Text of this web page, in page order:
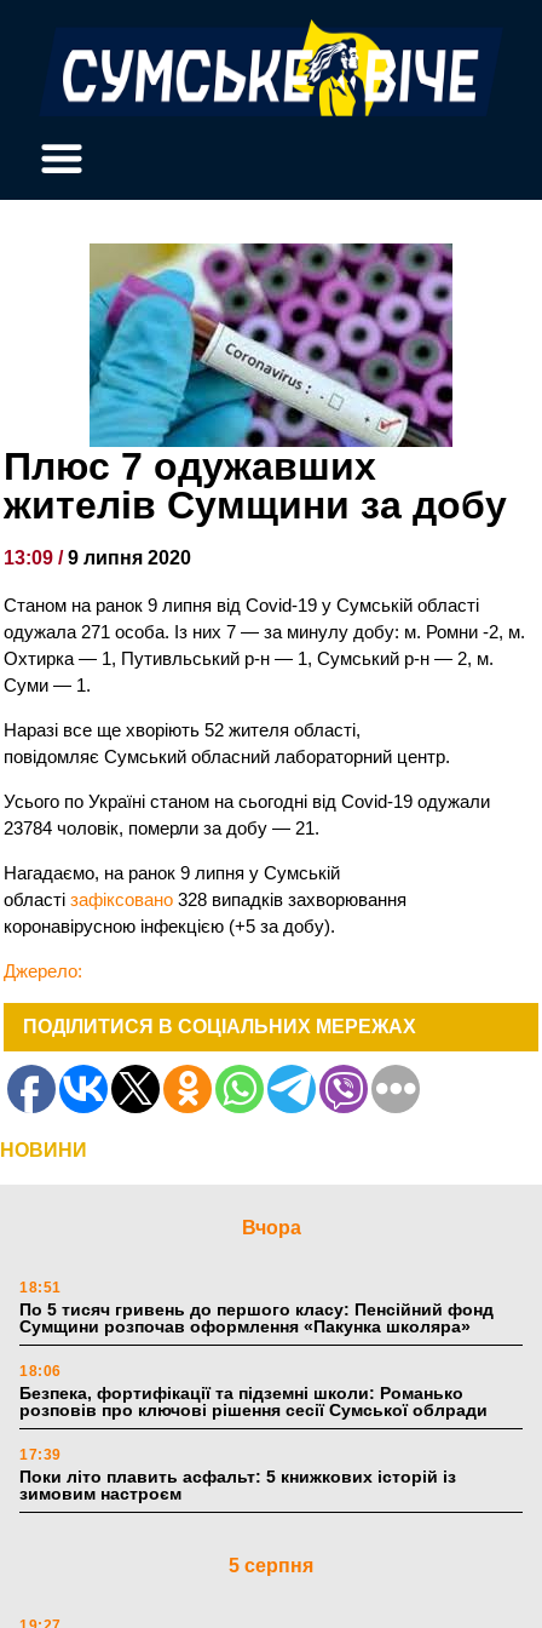
Плюс 7 одужавших
жителів Сумщини за добу
13:09 /9 липня 2020
Станом на ранок 9 липня від Covid-19 у Сумській області
одужала 271 особа. Із них 7 — за минулу добу: м. Ромни -2, м.
Охтирка — 1, Путивльський р-н — 1, Сумський р-н — 2, м.
Суми — 1.
Наразі все ще хворіють 52 жителя області,
повідомляє Сумський обласний лабораторний центр.
Усього по Україні станом на сьогодні від Covid-19 одужали
23784 чоловік, померли за добу — 21.
Нагадаємо, на ранок 9 липня у Сумській
областізафіксовано 328 випадків захворювання
коронавірусною інфекцією (+5 за добу).
Джерело:
ПОДІЛИТИСЯ В СОЦІАЛЬНИХ МЕРЕЖАХ
НОВИНИ
Вчора
18:51
По 5 тисяч гривень до першого класу: Пенсійний фонд
Сумщини розпочав оформлення «Пакунка школяра»
18:06
Безпека, фортифікації та підземні школи: Романько
розповів про ключові рішення сесії Сумської облради
17:39
Поки літо плавить асфальт: 5 книжкових історій із
зимовим настроєм
5 серпня